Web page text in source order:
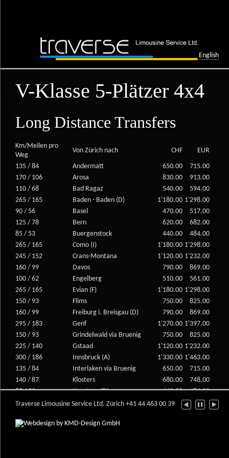
English
V-Klasse 5-Plätzer 4x4
Long Distance Transfers
Km/Meilen pro
Weg
Von Zürich nach CHF EUR
135 / 84 Andermatt 650.00
715.00
170 / 106
Arosa 830.00
913.00
110 / 68
Bad Ragaz 540.00
594.00
265 / 165
Baden - Baden (D) 1'180.00 1'298.00
90 / 56
Basel 470.00
517.00
125 / 78
Bern 620.00
682.00
85 / 53
Buergenstock 440.00
484.00
265 / 165
Como (I) 1'180.00 1'298.00
245 / 152
Crans-Montana 1'120.00 1'232.00
160 / 99
Davos 790.00
869.00
100 / 62
Engelberg 510.00
561.00
265 / 165
Evian (F) 1'180.00 1'298.00
150 / 93
Flims 750.00
825.00
160 / 99
Freiburg i. Breisgau (D) 790.00
869.00
295 / 183
Genf 1'270.00 1'397.00
150 / 93
Grindelwald via Bruenig 750.00
825.00
225 / 140
Gstaad 1'120.00 1'232.00
300 / 186
Innsbruck (A) 1'330.00 1'463.00
135 / 84
Interlaken via Bruenig 650.00
715.00
140 / 87
Klosters 680.00
748.00
85 / 53
Konstanz (D) 440.00
484.00
230 / 143
Lausanne 1'160.00 1'276.00
155 / 96
Lenzerheide
Traverse Limousine Service Ltd. Zürich +41 44 463 00 39